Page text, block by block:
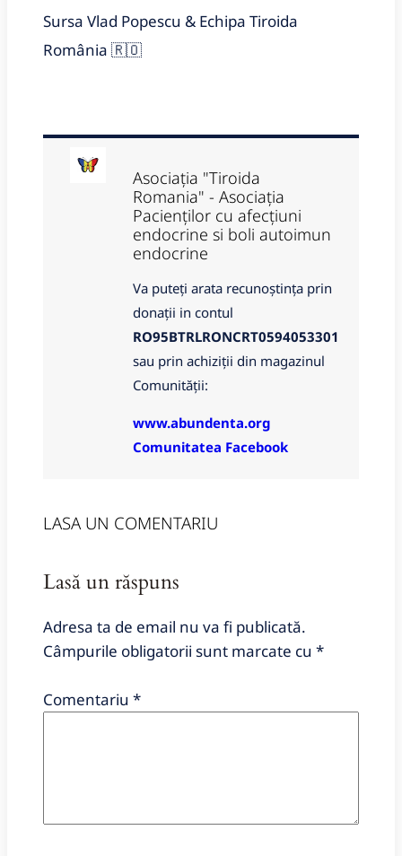
Sursa Vlad Popescu & Echipa Tiroida
România 🇷🇴
Asociația "Tiroida
Romania" - Asociația
Pacienților cu afecțiuni
endocrine si boli autoimun
endocrine
Va puteți arata recunoștința prin
donații in contul
RO95BTRLRONCRT0594053301
sau prin achiziții din magazinul
Comunității:
www.abundenta.org
Comunitatea Facebook
LASA UN COMENTARIU
Lasă un răspuns
Adresa ta de email nu va fi publicată.
Câmpurile obligatorii sunt marcate cu *
Comentariu *